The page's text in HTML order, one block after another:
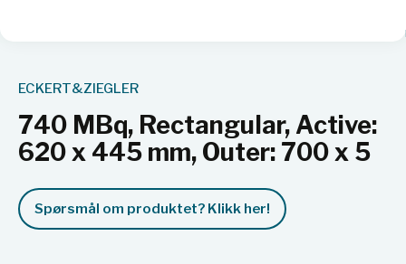
Nukleær, strålevern, beredskap,
ECKERT&ZIEGLER
740 MBq, Rectangular, Active:
620 x 445 mm, Outer: 700 x 5
Spørsmål om produktet? Klikk her!